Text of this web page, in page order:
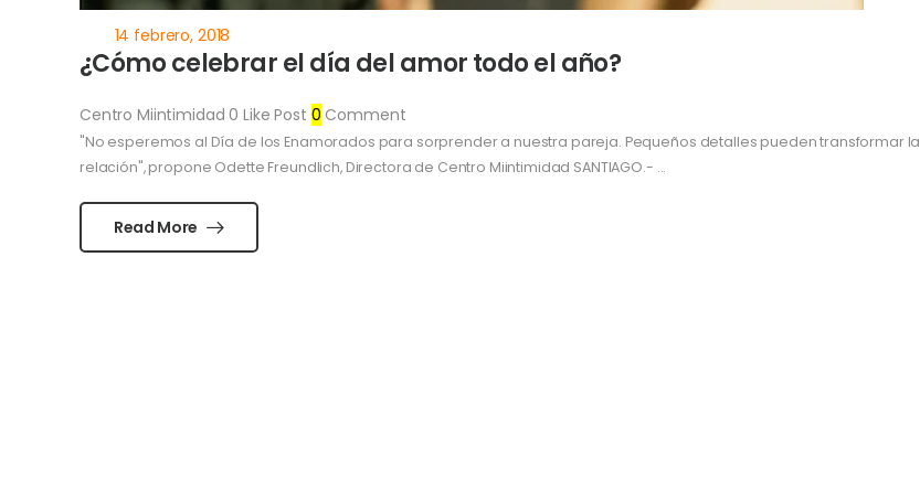
¿Cómo celebrar el día del amor todo el año?
Centro Miintimidad 0 Like Post 0 Comment
"No esperemos al Día de los Enamorados para sorprender a nuestra pareja. Pequeños detalles pueden transformar la
relación", propone Odette Freundlich, Directora de Centro Miintimidad SANTIAGO.- ...
Read More